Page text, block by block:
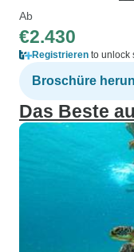
Ab
€2.430
Registrieren to unlock
Broschüre
Das Beste